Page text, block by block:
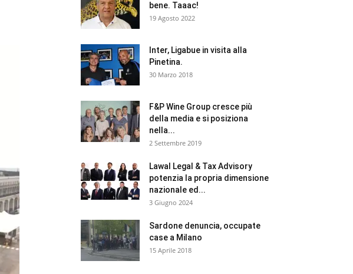
bene. Taaac!
19 Agosto 2022
Inter, Ligabue in visita alla
Pinetina.
30 Marzo 2018
F&P Wine Group cresce più
della media e si posiziona
nella...
2 Settembre 2019
Lawal Legal & Tax Advisory
potenzia la propria dimensione
nazionale ed...
3 Giugno 2024
Sardone denuncia, occupate
case a Milano
15 Aprile 2018